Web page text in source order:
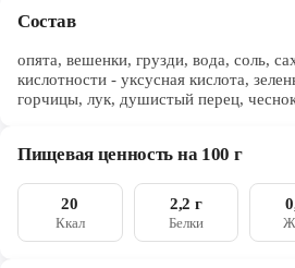
Новодвинск
Рыбинск
Северодвинск
Ярославль
Состав
опята, вешенки, грузди, вода, соль,
кислотности - уксусная кислота,
горчицы, лук, душистый перец,
Пищевая ценность на 100 г
20
Ккал
2,2 г
Белки